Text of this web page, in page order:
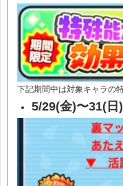
下記期間中は対象キャラの
5/29(金)〜31(日